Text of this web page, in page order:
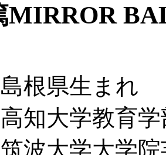
MIRROR
根県生まれ
知大学教育学
波大学大学院